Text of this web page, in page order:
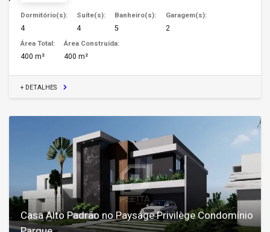
Dormitório(s):
4
Suíte(s):
4
Banheiro(s):
5
Garagem(s):
2
Área Total:
400 m²
Área Construída:
400 m²
+ DETALHES
Casa Alto Padrão no Paysage Privilège Condomínio